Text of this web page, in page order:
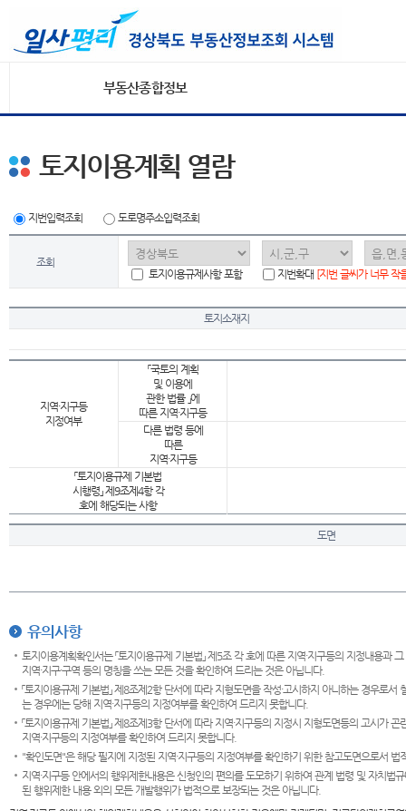
부동산종합정보
토지이용계획 열람
지번입력조회 도로명주소입력조회
조회
토지이용규제사항 포함
지번확대 [지번 글씨가 너무 작
토지소재지
지역·지구등
지정여부
「국토의 계획
및 이용에
관한 법률 」에
따른 지역·지구등
다른 법령 등에
따른
지역·지구등
「토지이용규제 기본법
시행령」 제9조제4항 각
호에 해당되는 사항
도면
유의사항
토지이용계획확인서는 「토지이용규제 기본법」 제5조 각 호에 따른 지역·지구등의 지정내용
지역·지구·구역 등의 명칭을 쓰는 모든 것을 확인하여 드리는 것은 아닙니다.
「토지이용규제 기본법」 제8조제2항 단서에 따라 지형도면을 작성·고시하지 아니하는 경우로
는 경우에는 당해 지역·지구등의 지정여부를 확인하여 드리지 못합니다.
「토지이용규제 기본법」 제8조제3항 단서에 따라 지역·지구등의 지정시 지형도면등의 고시가
지역·지구등의 지정여부를 확인하여 드리지 못합니다.
"확인도면"은 해당 필지에 지정된 지역·지구등의 지정여부를 확인하기 위한 참고도면으로서
지역·지구등 안에서의 행위제한내용은 신청인의 편의를 도모하기 위하여 관계 법령 및 자치
된 행위제한 내용 외의 모든 개발행위가 법적으로 보장되는 것은 아닙니다.